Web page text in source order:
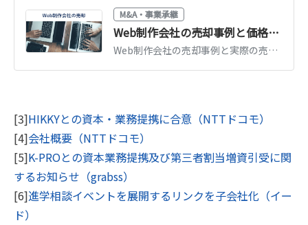
M&A・事業承継
Web制作会社の売却事例と価格相場｜評価されるポイント【2026年版】
Web制作会社の売却事例と実際の売却価格を紹介。制作実績・継続顧客・エンジニアが評価される仕組み、売却相場の考え方と高値売却のポイントを解説します。
[3]HIKKYとの資本・業務提携に合意（NTTドコモ）
[4]会社概要（NTTドコモ）
[5]K-PROとの資本業務提携及び第三者割当増資引受に関
するお知らせ（grabss）
[6]進学相談イベントを展開するリンクを子会社化（イー
ド）